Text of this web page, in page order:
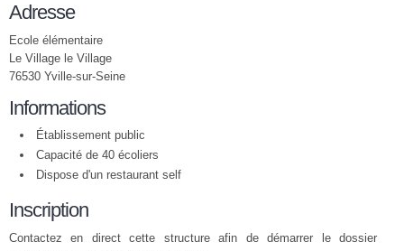
Adresse
Ecole élémentaire
Le Village le Village
76530 Yville-sur-Seine
Informations
Établissement public
Capacité de 40 écoliers
Dispose d'un restaurant self
Inscription
Contactez en direct cette structure afin de démarrer le dossier